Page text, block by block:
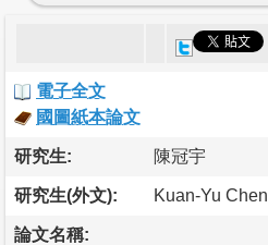
電子全文
國圖紙本論文
研究生: 陳冠宇
研究生(外文): Kuan-Yu Chen
論文名稱: